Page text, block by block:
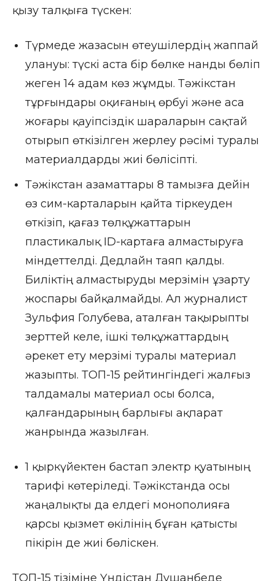
қызу талқыға түскен:
Түрмеде жазасын өтеушілердің жаппай
улануы: түскі аста бір бөлке нанды бөліп
жеген 14 адам көз жұмды. Тәжікстан
тұрғындары оқиғаның өрбуі және аса
жоғары қауіпсіздік шараларын сақтай
отырып өткізілген жерлеу рәсімі туралы
материалдарды жиі бөлісіпті.
Тәжікстан азаматтары 8 тамызға дейін
өз сим-карталарын қайта тіркеуден
өткізіп, қағаз төлқұжаттарын
пластикалықID-картаға алмастыруға
міндеттелді. Дедлайн таяп қалды.
Биліктің алмастыруды мерзімін ұзарту
жоспары байқалмайды. Ал журналист
Зульфия Голубева, аталған тақырыпты
зерттей келе, ішкі төлқұжаттардың
әрекет ету мерзімі туралы материал
жазыпты. ТОП-15 рейтингіндегі жалғыз
талдамалы материал осы болса,
қалғандарының барлығы ақпарат
жанрында жазылған.
1 қыркүйектен бастап электр қуатының
тарифі көтеріледі. Тәжікстанда осы
жаңалықты да елдегі монополияға
қарсы қызмет өкілінің бұған қатысты
пікірін де жиі бөліскен.
ТОП-15 тізіміне Үндістан Душанбеде